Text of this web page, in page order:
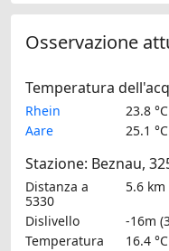
Osservazione
Temperatura
Rhein
23.8 °C
Aare
25.1 °C
Stazione: Beznau,
Distanza a
5330
5.6 km
Dislivello
-16m
Temperatura
16.4 °C